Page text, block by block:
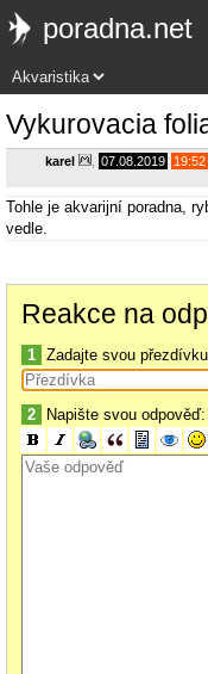
poradna.net
Vykurovacia
karel 07.08.2019 19:52
Tohle je akvarijní poradna,
vedle.
Reakce na
1 Zadajte svou
2 Napište svou odpověď: